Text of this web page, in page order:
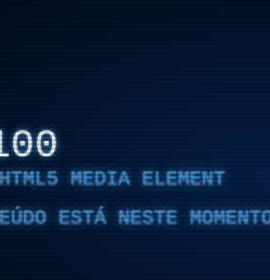
MEDIA ELEMENT
ESTÁ NESTE